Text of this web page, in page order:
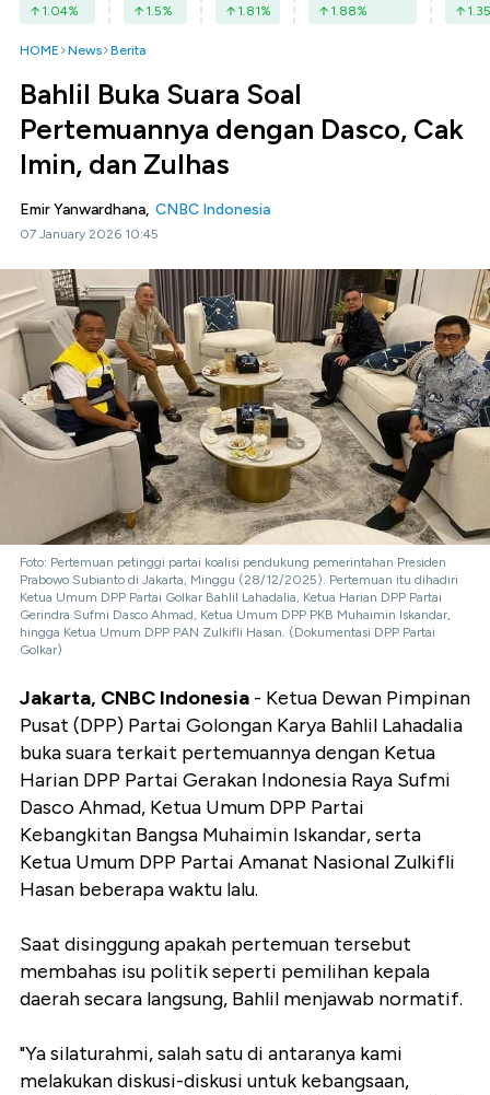
1.04% 1.5% 1.81% 1.88% 1.35
HOME News Berita
Bahlil Buka Suara Soal
Pertemuannya dengan Dasco, Cak
Imin, dan Zulhas
Emir Yanwardhana, CNBC Indonesia
07 January 2026 10:45
Foto: Pertemuan petinggi partai koalisi pendukung pemerintahan Presiden
Prabowo Subianto di Jakarta, Minggu (28/12/2025). Pertemuan itu dihadiri
Ketua Umum DPP Partai Golkar Bahlil Lahadalia, Ketua Harian DPP Partai
Gerindra Sufmi Dasco Ahmad, Ketua Umum DPP PKB Muhaimin Iskandar,
hingga Ketua Umum DPP PAN Zulkifli Hasan. (Dokumentasi DPP Partai
Golkar)
Jakarta, CNBC Indonesia - Ketua Dewan Pimpinan
Pusat (DPP) Partai Golongan Karya Bahlil Lahadalia
buka suara terkait pertemuannya dengan Ketua
Harian DPP Partai Gerakan Indonesia Raya Sufmi
Dasco Ahmad, Ketua Umum DPP Partai
Kebangkitan Bangsa Muhaimin Iskandar, serta
Ketua Umum DPP Partai Amanat Nasional Zulkifli
Hasan beberapa waktu lalu.
Saat disinggung apakah pertemuan tersebut
membahas isu politik seperti pemilihan kepala
daerah secara langsung, Bahlil menjawab normatif.
"Ya silaturahmi, salah satu di antaranya kami
melakukan diskusi-diskusi untuk kebangsaan,